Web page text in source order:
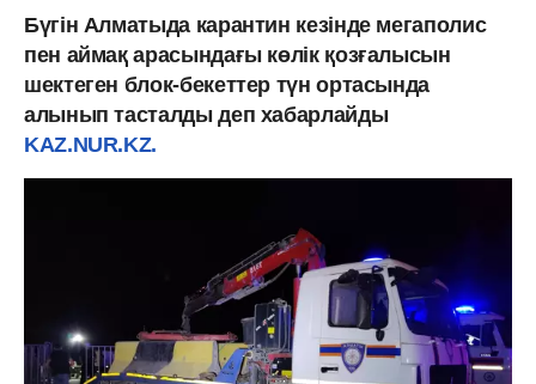
Бүгін Алматыда карантин кезінде мегаполис
пен аймақ арасындағы көлік қозғалысын
шектеген блок-бекеттер түн ортасында
алынып тасталды деп хабарлайды
KAZ.NUR.KZ.